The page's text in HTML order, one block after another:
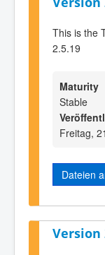
This is the
2.5.19
Maturity
Stable
Freitag,
Dateien
Version